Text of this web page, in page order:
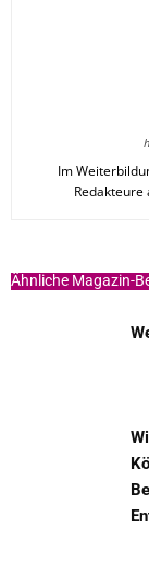
Im
Ähnliche Magazin-